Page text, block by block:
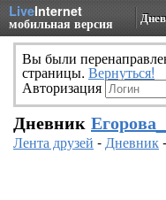
LiveInternet
мобильная версия
Вы были
страницы. Вернуться!
Авторизация
Дневник
Лента друзей -Дневник-